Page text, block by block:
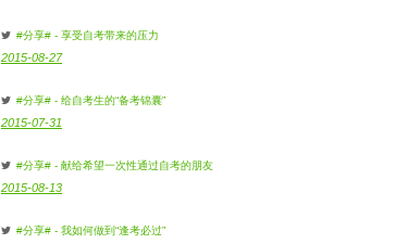
#分享# - 享受自考带来的压力
2015-08-27
#分享# - 给自考生的“备考锦囊”
2015-07-31
#分享# - 献给希望一次性通过自考的朋友
2015-08-13
#分享# - 我如何做到“逢考必过”